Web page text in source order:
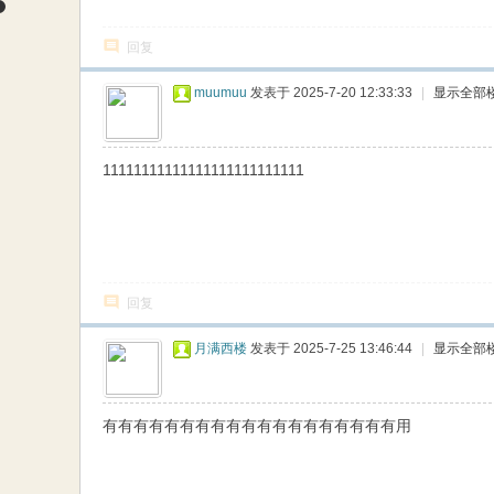
回复
muumuu 发表于 2025-7-20 12:33:33 显示全部
11111111111111111111111111
回复
月满西楼 发表于 2025-7-25 13:46:44 显示全部
有有有有有有有有有有有有有有有有有有有用